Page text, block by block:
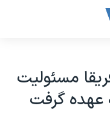
مسئولیت
عهده گرفت